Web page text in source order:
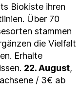
Biokiste ihren
Über 70
stammen
die Vielfalt
Erhalte
22. August,
/ 3€ ab